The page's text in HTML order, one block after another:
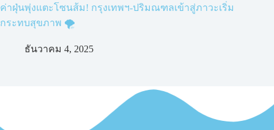
ค่าฝุ่นพุ่งแตะโซนส้ม! กรุงเทพฯ-ปริมณฑลเข้าสู่ภาวะเริ่ม
กระทบสุขภาพ 🌪️
ธันวาคม 4, 2025